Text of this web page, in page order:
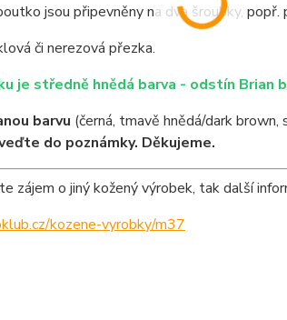
jsou připevněny na dva šroubky,
či nerezová přezka.
je středně hnědá barva - odstín Brian
barvu (černá, tmavě hnědá/dark
do poznámky. Děkujeme.
zájem o jiný kožený výrobek, tak další
kozene-vyrobky/m37